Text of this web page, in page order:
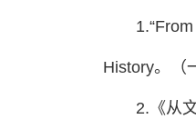
History。（
2.《从